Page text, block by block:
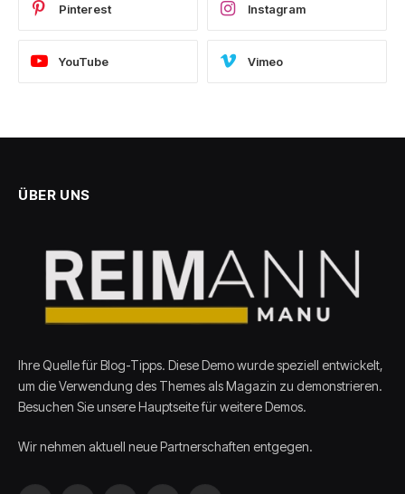
Pinterest Instagram
YouTube Vimeo
ÜBER UNS
Ihre Quelle für Blog-Tipps. Diese Demo wurde speziell entwickelt,
um die Verwendung des Themes als Magazin zu demonstrieren.
Besuchen Sie unsere Hauptseite für weitere Demos.
Wir nehmen aktuell neue Partnerschaften entgegen.